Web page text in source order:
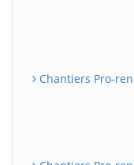
Chantiers Pro-